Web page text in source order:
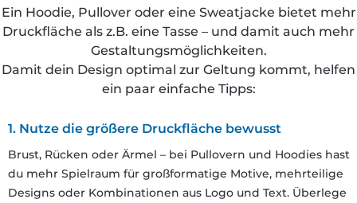
Ein Hoodie, Pullover oder eine Sweatjacke bietet mehr
Druckfläche als z.B. eine Tasse – und damit auch mehr
Gestaltungsmöglichkeiten.
Damit dein Design optimal zur Geltung kommt, helfen
ein paar einfache Tipps:
1. Nutze die größere Druckfläche bewusst
Brust, Rücken oder Ärmel – bei Pullovern und Hoodies hast
du mehr Spielraum für großformatige Motive, mehrteilige
Designs oder Kombinationen aus Logo und Text. Überlege